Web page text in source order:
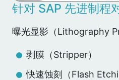
针对 SAP 先进制程
曝光显影（Lithography
剥膜（Stripper）
快速蚀刻（Flash